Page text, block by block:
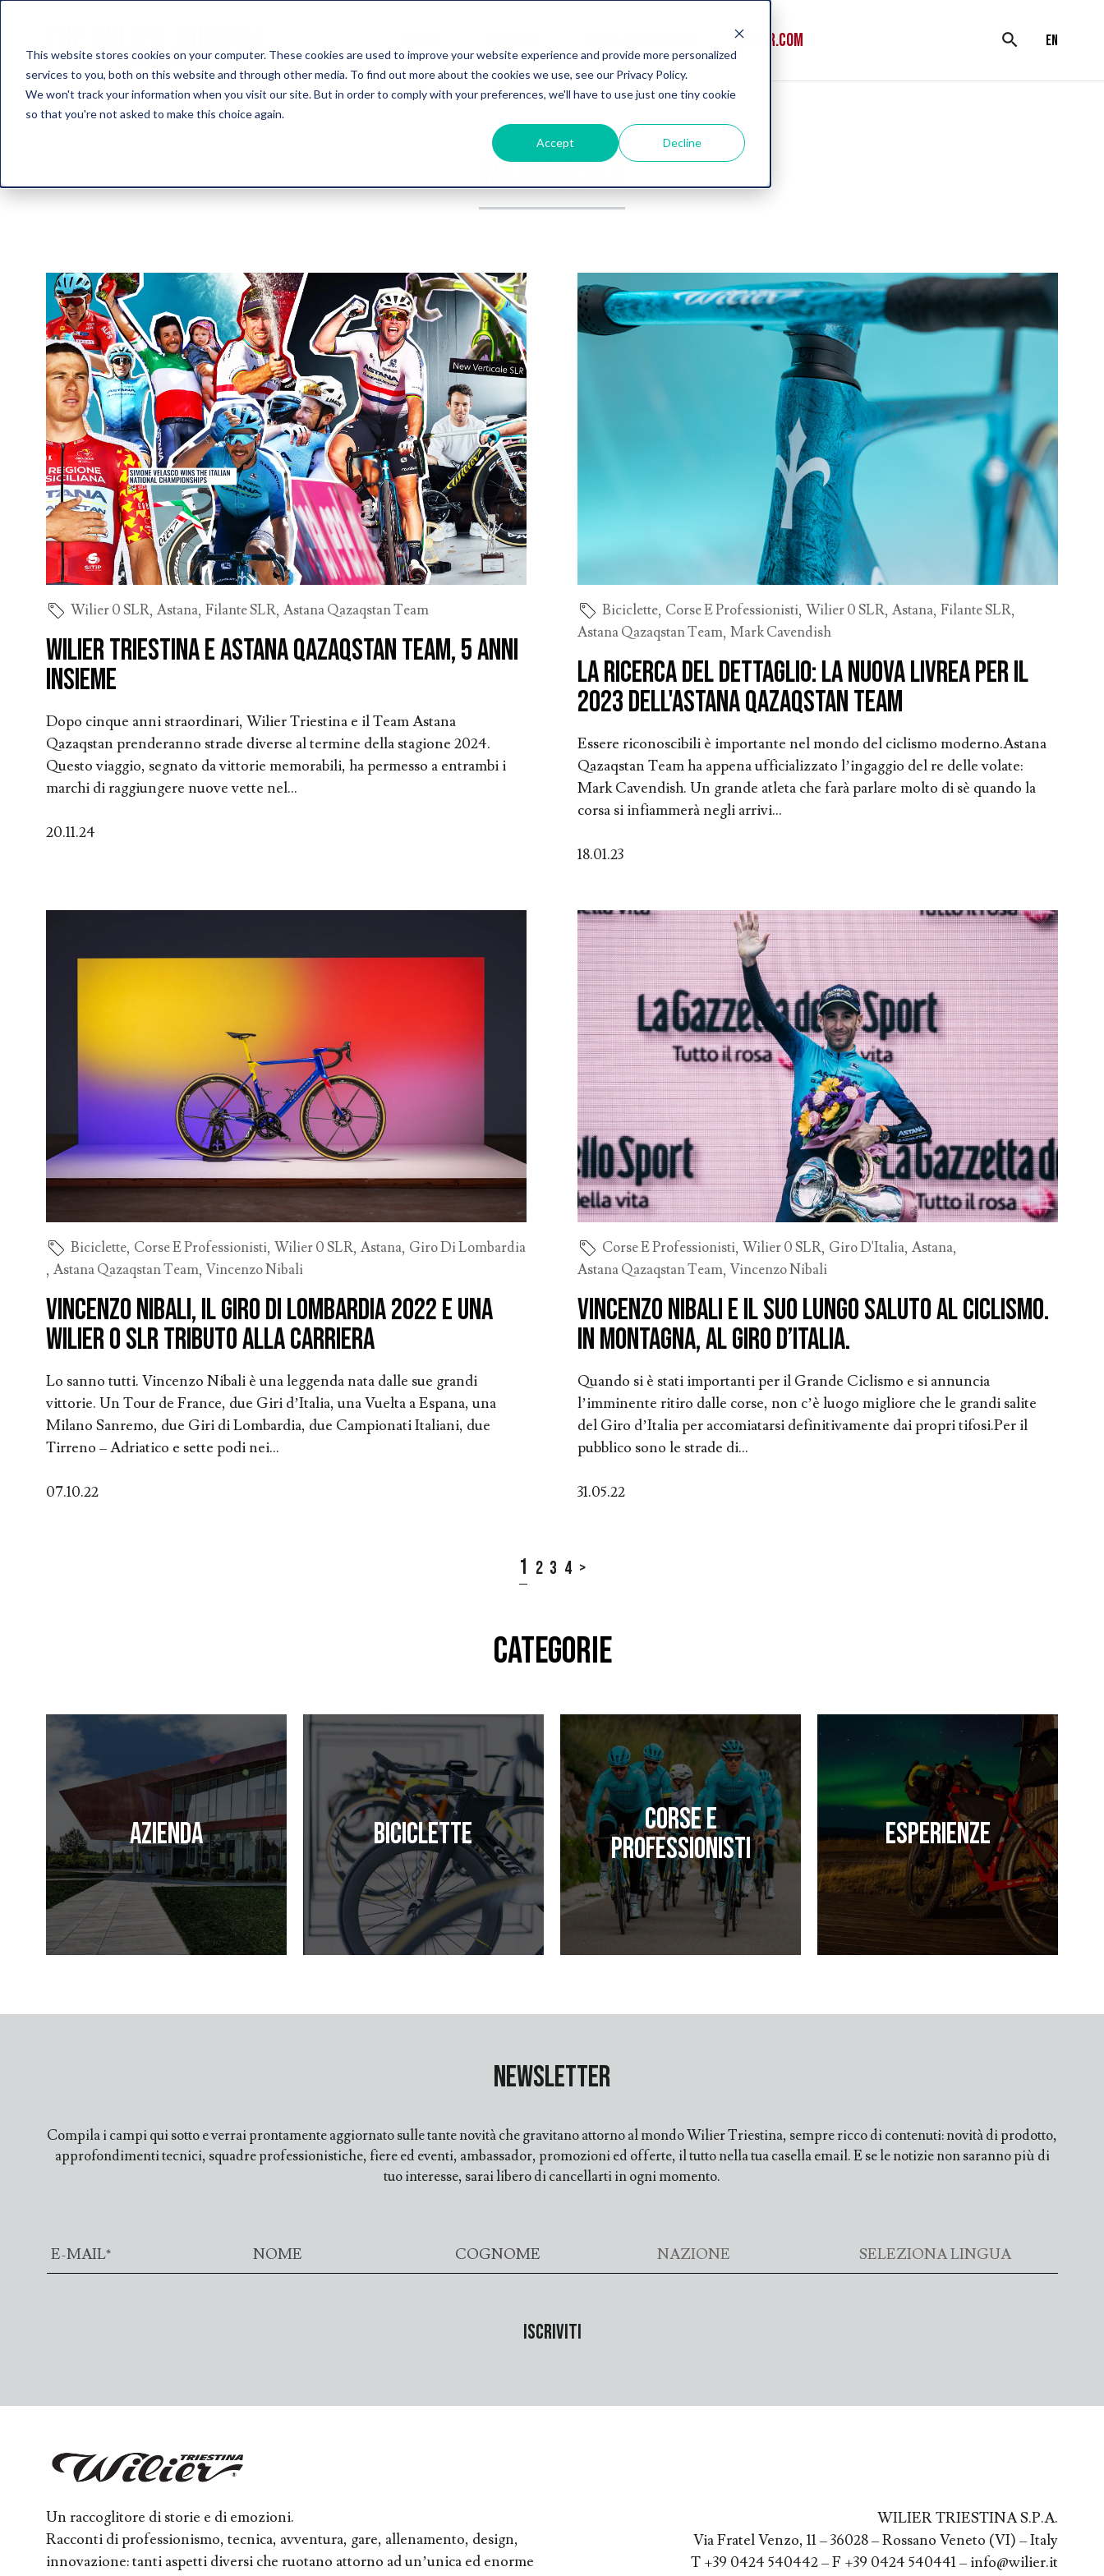
This website stores cookies on your computer. These cookies are used to improve your website experience and provide more personalized
services to you, both on this website and through other media. To find out more about the cookies we use, see our Privacy Policy.
We won't track your information when you visit our site. But in order to comply with your preferences, we'll have to use just one tiny cookie
so that you're not asked to make this choice again.
Accept Decline
WILIER.COM search en
Post about
WILIER 0 SLR
Wilier 0 SLR,Astana,Filante SLR,Astana Qazaqstan Team
Wilier Triestina e Astana Qazaqstan Team, 5 anni
insieme
Dopo cinque anni straordinari, Wilier Triestina e il Team Astana
Qazaqstan prenderanno strade diverse al termine della stagione 2024.
Questo viaggio, segnato da vittorie memorabili, ha permesso a entrambi i
marchi di raggiungere nuove vette nel...
20.11.24
Biciclette, Corse E Professionisti,Wilier 0 SLR,Astana,Filante SLR,
Astana Qazaqstan Team,Mark Cavendish
La ricerca del dettaglio: la nuova livrea per il
2023 dell'Astana Qazaqstan Team
Essere riconoscibili è importante nel mondo del ciclismo moderno.Astana
Qazaqstan Team ha appena ufficializzato l’ingaggio del re delle volate:
Mark Cavendish. Un grande atleta che farà parlare molto di sè quando la
corsa si infiammerà negli arrivi...
18.01.23
Biciclette, Corse E Professionisti,Wilier 0 SLR,Astana, Giro Di Lombardia
,Astana Qazaqstan Team,Vincenzo Nibali
Vincenzo Nibali, il Giro di Lombardia 2022 e una
Wilier 0 SLR tributo alla carriera
Lo sanno tutti. Vincenzo Nibali è una leggenda nata dalle sue grandi
vittorie. Un Tour de France, due Giri d’Italia, una Vuelta a Espana, una
Milano Sanremo, due Giri di Lombardia, due Campionati Italiani, due
Tirreno – Adriatico e sette podi nei...
07.10.22
Corse E Professionisti,Wilier 0 SLR, Giro D'Italia,Astana,
Astana Qazaqstan Team,Vincenzo Nibali
Vincenzo Nibali e il suo lungo saluto al ciclismo.
In montagna, al Giro d’Italia.
Quando si è stati importanti per il Grande Ciclismo e si annuncia
l’imminente ritiro dalle corse, non c’è luogo migliore che le grandi salite
del Giro d’Italia per accomiatarsi definitivamente dai propri tifosi.Per il
pubblico sono le strade di...
31.05.22
1 2 3 4 >
CATEGORIE
Azienda Biciclette
Corse e
professionisti
Esperienze
Newsletter
Compila i campi qui sotto e verrai prontamente aggiornato sulle tante novità che gravitano attorno al mondo Wilier Triestina, sempre ricco di contenuti: novità di prodotto,
approfondimenti tecnici, squadre professionistiche, fiere ed eventi, ambassador, promozioni ed offerte, il tutto nella tua casella email. E se le notizie non saranno più di
tuo interesse, sarai libero di cancellarti in ogni momento.
Un raccoglitore di storie e di emozioni.
Racconti di professionismo, tecnica, avventura, gare, allenamento, design,
innovazione: tanti aspetti diversi che ruotano attorno ad un’unica ed enorme
WILIER TRIESTINA S.P.A.
Via Fratel Venzo, 11 – 36028 – Rossano Veneto (VI) – Italy
T +39 0424 540442 – F +39 0424 540441 – info@wilier.it